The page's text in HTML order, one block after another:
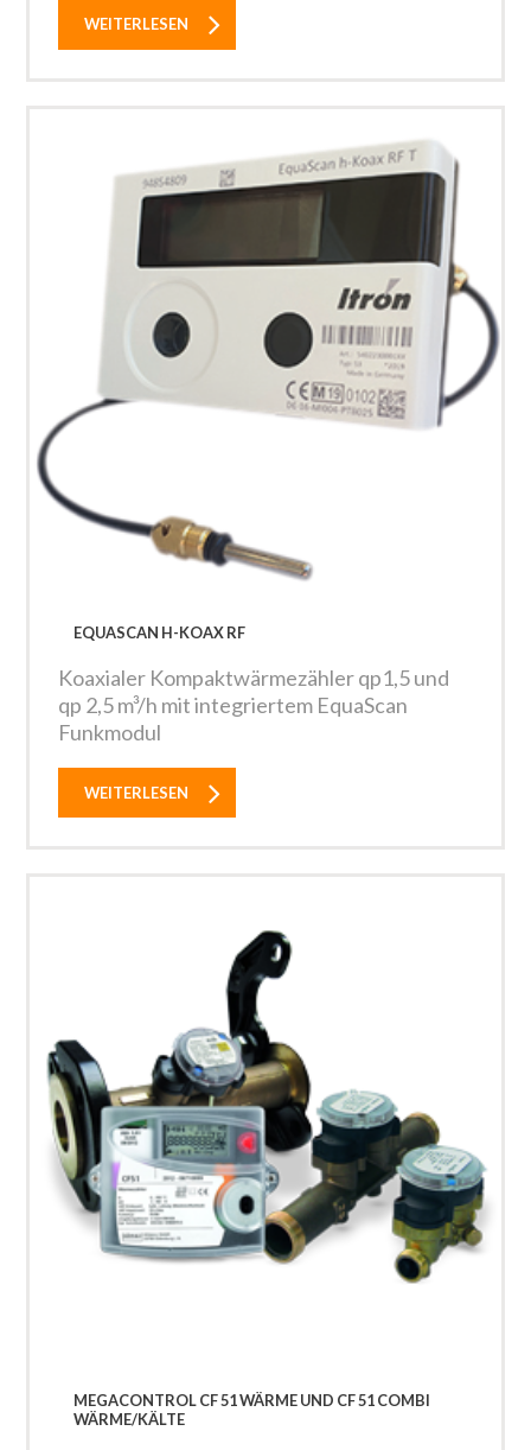
WEITERLESEN
EQUASCAN H-KOAX RF
Koaxialer Kompaktwärmezähler qp1,5 und
qp 2,5 m³/h mit integriertem EquaScan
Funkmodul
WEITERLESEN
MEGACONTROL CF 51 WÄRME UND CF 51 COMBI
WÄRME/KÄLTE